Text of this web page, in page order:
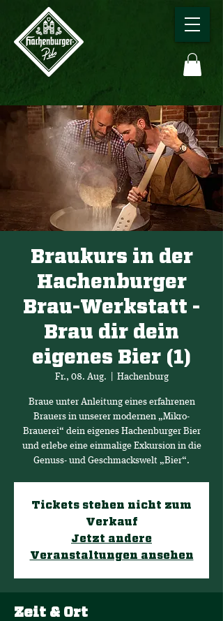
Braukurs in der
Hachenburger
Brau-Werkstatt -
Brau dir dein
eigenes Bier (1)
Fr., 08. Aug. Hachenburg
Braue unter Anleitung eines erfahrenen
Brauers in unserer modernen „Mikro-
Brauerei“ dein eigenes Hachenburger Bier
und erlebe eine einmalige Exkursion in die
Genuss- und Geschmackswelt „Bier“.
Tickets stehen nicht zum
Verkauf
Jetzt andere
Veranstaltungen ansehen
Zeit & Ort